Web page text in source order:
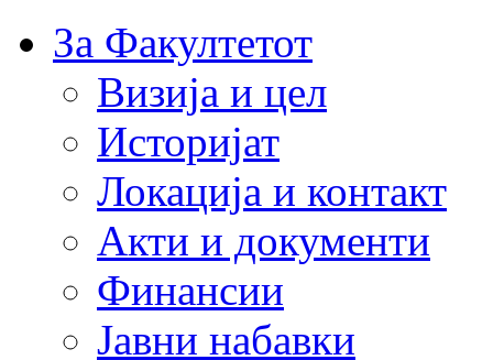
За Факултетот
Визија и цел
Историјат
Локација и контакт
Акти и документи
Финансии
Јавни набавки